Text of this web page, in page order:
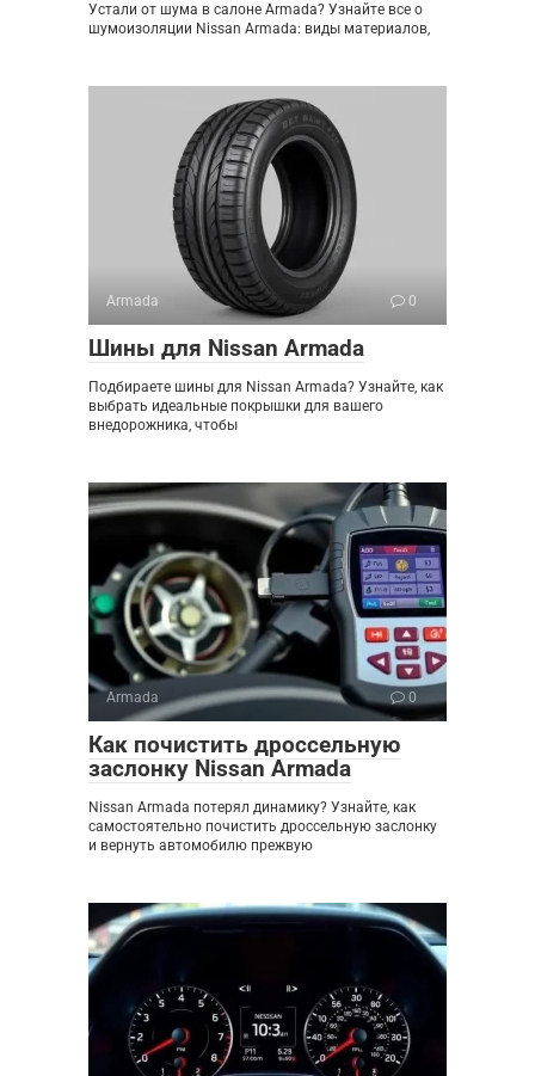
Устали от шума в салоне Armada? Узнайте все о
шумоизоляции Nissan Armada: виды материалов,
Armada 0
Шины для Nissan Armada
Подбираете шины для Nissan Armada? Узнайте, как
выбрать идеальные покрышки для вашего
внедорожника, чтобы
Armada 0
Как почистить дроссельную
заслонку Nissan Armada
Nissan Armada потерял динамику? Узнайте, как
самостоятельно почистить дроссельную заслонку
и вернуть автомобилю прежвую